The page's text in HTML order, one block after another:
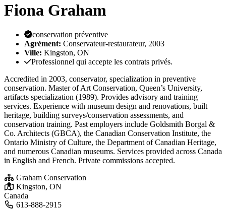
Fiona Graham
conservation préventive
Agrément: Conservateur-restaurateur, 2003
Ville: Kingston, ON
Professionnel qui accepte les contrats privés.
Accredited in 2003, conservator, specialization in preventive
conservation. Master of Art Conservation, Queen’s University,
artifacts specialization (1989). Provides advisory and training
services. Experience with museum design and renovations, built
heritage, building surveys/conservation assessments, and
conservation training. Past employers include Goldsmith Borgal &
Co. Architects (GBCA), the Canadian Conservation Institute, the
Ontario Ministry of Culture, the Department of Canadian Heritage,
and numerous Canadian museums. Services provided across Canada
in English and French. Private commissions accepted.
Graham Conservation
Kingston, ON
Canada
613-888-2915